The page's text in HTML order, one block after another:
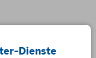
Dienste